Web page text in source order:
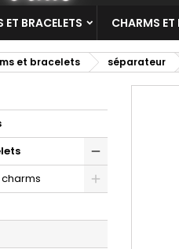
ET BRACELETS CHARMS ET
et bracelets séparateur